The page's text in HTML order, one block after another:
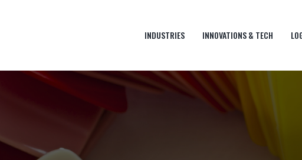
INDUSTRIES INNOVATIONS & TECH